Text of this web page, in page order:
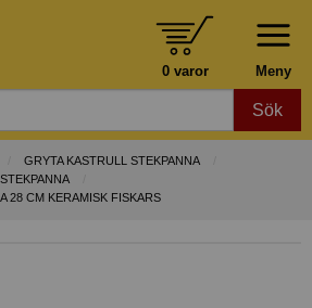
Meny
0 varor
Sök
GRYTA KASTRULL STEKPANNA
28 CM KERAMISK FISKARS